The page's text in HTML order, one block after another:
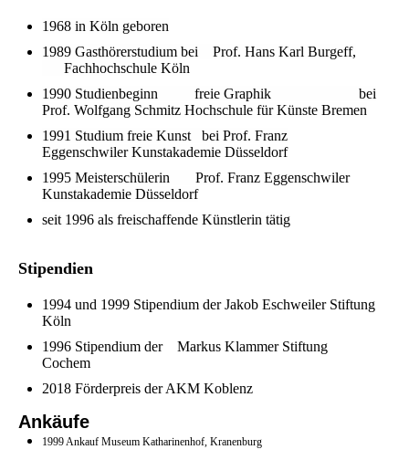
1968 in Köln geboren
1989 Gasthörerstudium bei Prof. Hans Karl Burgeff,
Fachhochschule Köln
1990 Studienbeginn freie Graphik bei
Prof. Wolfgang Schmitz Hochschule für Künste Bremen
1991 Studium freie Kunst bei Prof. Franz
Eggenschwiler Kunstakademie Düsseldorf
1995 Meisterschülerin Prof. Franz Eggenschwiler
Kunstakademie Düsseldorf
seit 1996 als freischaffende Künstlerin tätig
Stipendien
1994 und 1999 Stipendium der Jakob Eschweiler Stiftung
Köln
1996 Stipendium der Markus Klammer Stiftung
Cochem
2018 Förderpreis der AKM Koblenz
Ankäufe
1999 Ankauf Museum Katharinenhof, Kranenburg